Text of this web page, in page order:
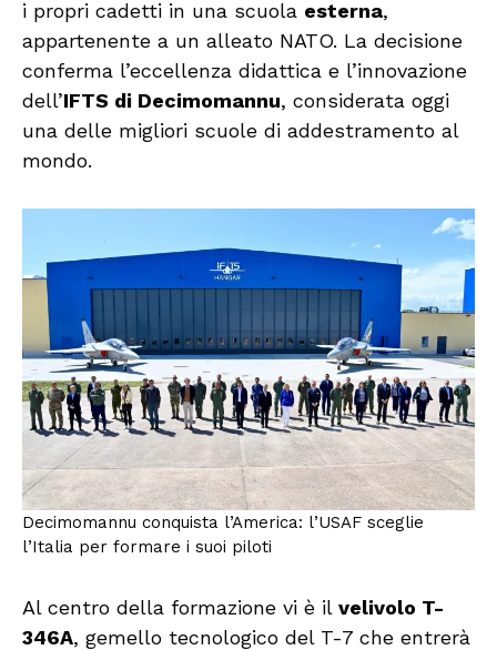
i propri cadetti in una scuola esterna,
appartenente a un alleato NATO. La decisione
conferma l’eccellenza didattica e l’innovazione
dell’IFTS di Decimomannu, considerata oggi
una delle migliori scuole di addestramento al
mondo.
Decimomannu conquista l’America: l’USAF sceglie
l’Italia per formare i suoi piloti
Al centro della formazione vi è il velivolo T-
346A, gemello tecnologico del T-7 che entrerà